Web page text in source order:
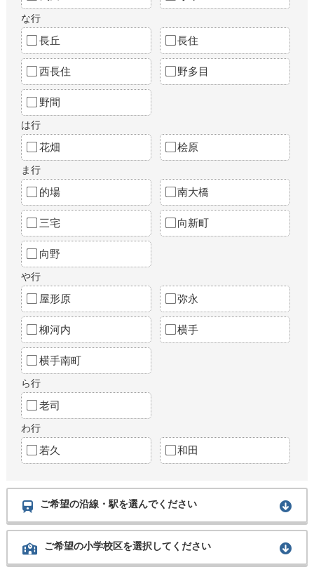
な行
長丘 長住
西長住 野多目
野間
は行
花畑 桧原
ま行
的場 南大橋
三宅 向新町
向野
や行
屋形原 弥永
柳河内 横手
横手南町
ら行
老司
わ行
若久 和田
ご希望の沿線・駅を選んでください
ご希望の小学校区を選択してください